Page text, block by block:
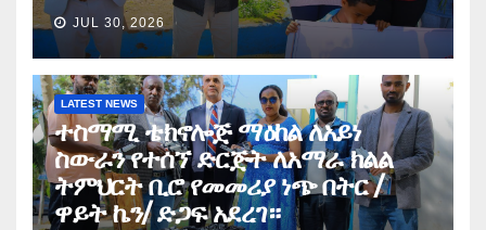
JUL 30, 2026
LATEST NEWS
ተስማሚ ቴክኖሎጅ ማዕከል ለአይነ
ስውራን የተሰኘ ድርጅት ለአማራ ክልል
ትምህርት ቢሮ የመመሪያ ነጭ በትር /
ዋይት ኬን/ ድጋፍ አደረገ።